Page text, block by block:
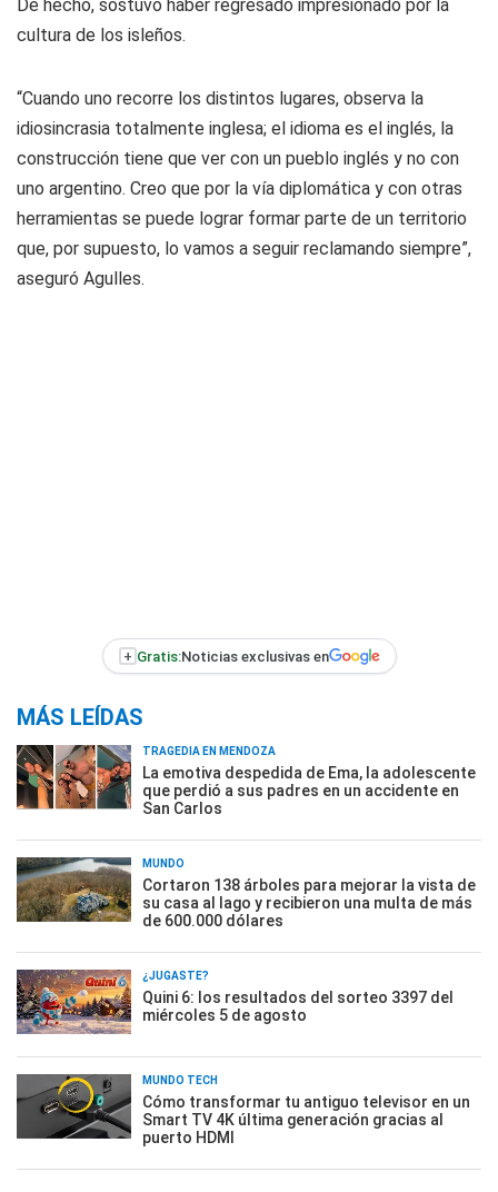
De hecho, sostuvo haber regresado impresionado por la
cultura de los isleños.
“Cuando uno recorre los distintos lugares, observa la
idiosincrasia totalmente inglesa; el idioma es el inglés, la
construcción tiene que ver con un pueblo inglés y no con
uno argentino. Creo que por la vía diplomática y con otras
herramientas se puede lograr formar parte de un territorio
que, por supuesto, lo vamos a seguir reclamando siempre”,
aseguró Agulles.
+ Gratis:Noticias exclusivas en
MÁS LEÍDAS
TRAGEDIA EN MENDOZA
La emotiva despedida de Ema, la adolescente
que perdió a sus padres en un accidente en
San Carlos
MUNDO
Cortaron 138 árboles para mejorar la vista de
su casa al lago y recibieron una multa de más
de 600.000 dólares
¿JUGASTE?
Quini 6: los resultados del sorteo 3397 del
miércoles 5 de agosto
MUNDO TECH
Cómo transformar tu antiguo televisor en un
Smart TV 4K última generación gracias al
puerto HDMI